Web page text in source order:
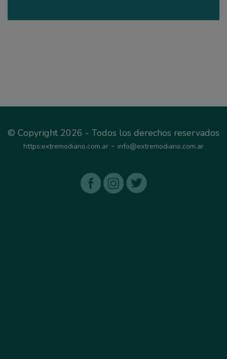
© Copyright 2026 - Todos los derechos reservados
https:extremodiario.com.ar - info@extremodiario.com.ar